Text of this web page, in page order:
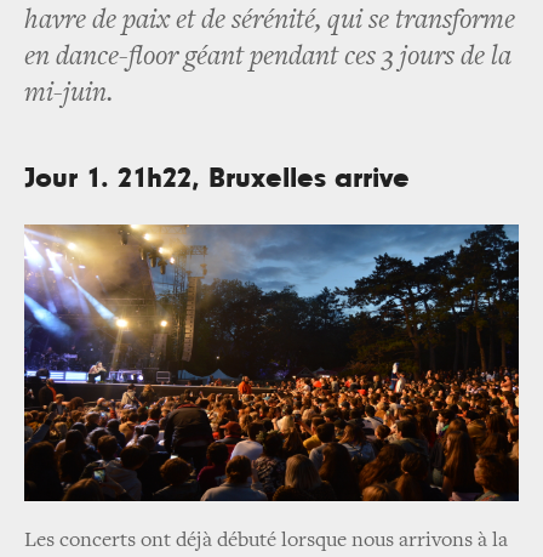
havre de paix et de sérénité, qui se transforme
en dance-floor géant pendant ces 3 jours de la
mi-juin.
Jour 1. 21h22, Bruxelles arrive
Les concerts ont déjà débuté lorsque nous arrivons à la